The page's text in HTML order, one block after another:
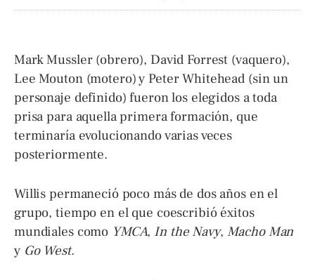
Mark Mussler (obrero), David Forrest (vaquero),
Lee Mouton (motero) y Peter Whitehead (sin un
personaje definido) fueron los elegidos a toda
prisa para aquella primera formación, que
terminaría evolucionando varias veces
posteriormente.
Willis permaneció poco más de dos años en el
grupo, tiempo en el que coescribió éxitos
mundiales como YMCA, In the Navy, Macho Man
y Go West.